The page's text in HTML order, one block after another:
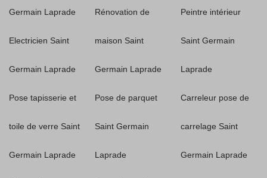
Germain Laprade
Electricien Saint
Germain Laprade
Pose tapisserie et
toile de verre Saint
Germain Laprade
Rénovation de
maison Saint
Germain Laprade
Pose de parquet
Saint Germain
Laprade
Peintre intérieur
Saint Germain
Laprade
Carreleur pose de
carrelage Saint
Germain Laprade